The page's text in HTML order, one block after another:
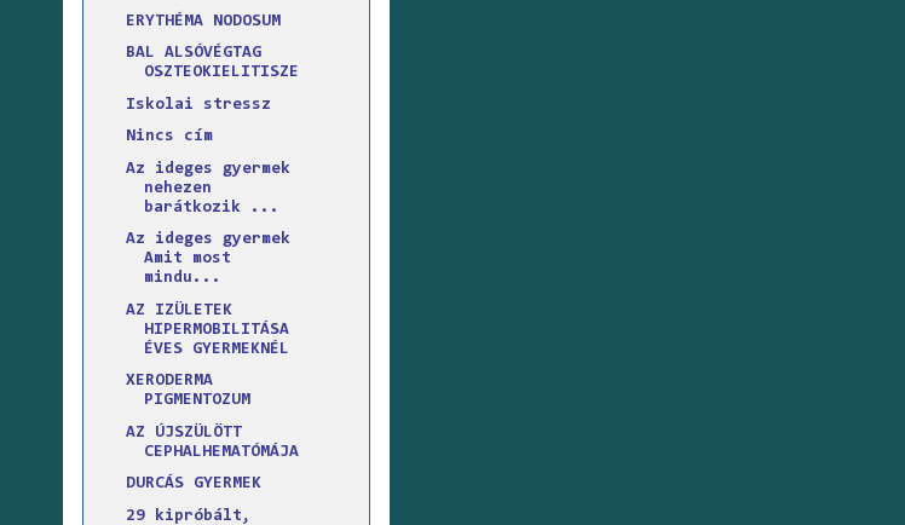
ERYTHÉMA NODOSUM
BAL ALSÓVÉGTAG
OSZTEOKIELITISZE
Iskolai stressz
Nincs cím
Az ideges gyermek
nehezen
barátkozik ...
Az ideges gyermek
Amit most
mindu...
AZ IZÜLETEK
HIPERMOBILITÁSA
ÉVES GYERMEKNÉL
XERODERMA
PIGMENTOZUM
AZ ÚJSZÜLÖTT
CEPHALHEMATÓMÁJA
DURCÁS GYERMEK
29 kipróbált,